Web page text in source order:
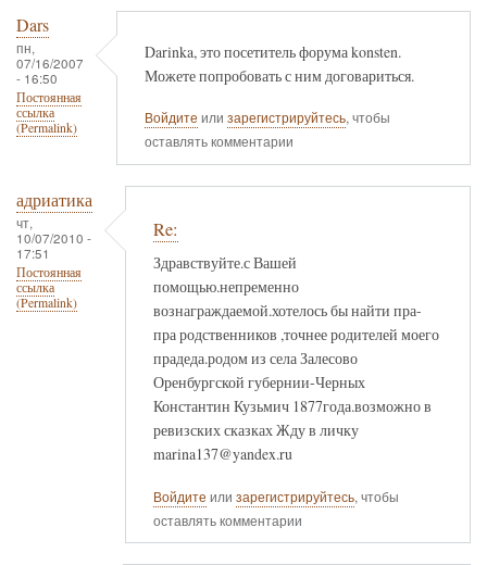
Dars
пн,
07/16/2007
- 16:50
Постоянная
ссылка
(Permalink)
Darinka, это посетитель форума konsten.
Можете попробовать с ним договариться.
Войдите или зарегистрируйтесь, чтобы
оставлять комментарии
адриатика
чт,
10/07/2010 -
17:51
Постоянная
ссылка
(Permalink)
Re:
Здравствуйте.с Вашей
помощью.непременно
вознаграждаемой.хотелось бы найти пра-
пра родственников ,точнее родителей моего
прадеда.родом из села Залесово
Оренбургской губернии-Черных
Константин Кузьмич 1877года.возможно в
ревизских сказках Жду в личку
marina137@yandex.ru
Войдите или зарегистрируйтесь, чтобы
оставлять комментарии